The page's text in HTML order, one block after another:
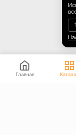
Главная